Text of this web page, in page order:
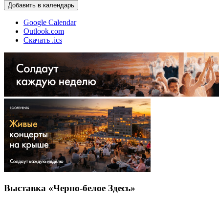
Добавить в календарь
Google Calendar
Outlook.com
Скачать .ics
Выставка «Черно-белое Здесь»